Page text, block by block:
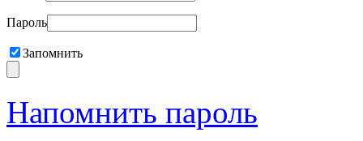
Пароль
Запомнить
Напомнить пароль